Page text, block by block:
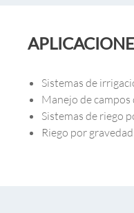
Sistemas de
Manejo de campos
Sistemas de riego
Riego por